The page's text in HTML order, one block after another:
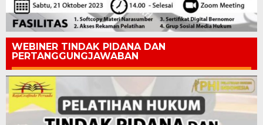
WEBINER TINDAK PIDANA DAN
PERTANGGUNGJAWABAN